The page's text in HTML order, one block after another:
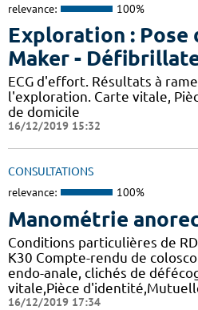
relevance: 100%
Exploration : Pose
Maker -
ECG d'effort. Résultats à
l'exploration. Carte vitale,
de domicile
16/12/2019 15:32
CONSULTATIONS
relevance: 100%
Manométrie
Conditions particulières de
K30 Compte-rendu de
endo-anale, clichés de
vitale,Pièce
16/12/2019 17:34